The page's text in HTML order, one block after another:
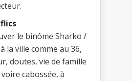
le binôme Sharko /
la ville comme au 36,
doutes, vie de famille
cabossée, à